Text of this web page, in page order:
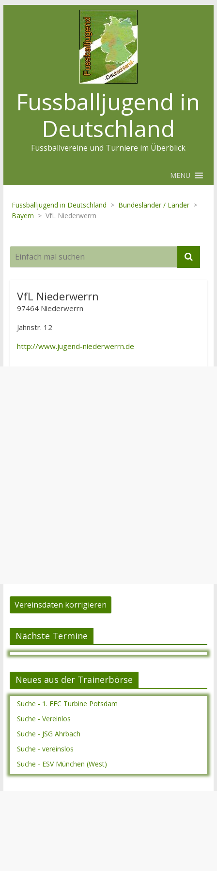
Fussballjugend in
Deutschland
Fussballvereine und Turniere im Überblick
MENU
Fussballjugend in Deutschland > Bundesländer / Länder >
Bayern > VfL Niederwerrn
VfL Niederwerrn
97464 Niederwerrn
Jahnstr. 12
http://www.jugend-niederwerrn.de
Vereinsdaten korrigieren
Nächste Termine
Neues aus der Trainerbörse
Suche - 1. FFC Turbine Potsdam
Suche - Vereinlos
Suche - JSG Ahrbach
Suche - vereinslos
Suche - ESV München (West)